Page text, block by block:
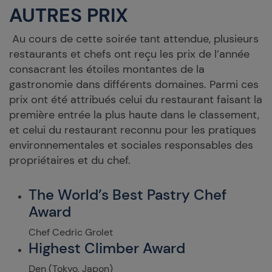
AUTRES PRIX
Au cours de cette soirée tant attendue, plusieurs
restaurants et chefs ont reçu les prix de l’année
consacrant les étoiles montantes de la
gastronomie dans différents domaines. Parmi ces
prix ont été attribués celui du restaurant faisant la
première entrée la plus haute dans le classement,
et celui du restaurant reconnu pour les pratiques
environnementales et sociales responsables des
propriétaires et du chef.
The World’s Best Pastry Chef
Award
Chef Cedric Grolet
Highest Climber Award
Den (Tokyo, Japon)